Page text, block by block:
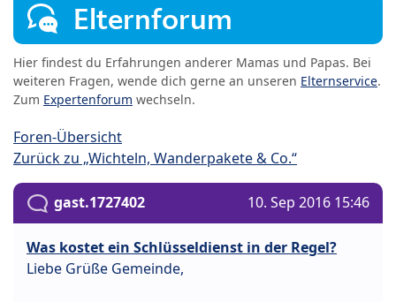
Elternforum
Hier findest du Erfahrungen anderer Mamas und Papas. Bei
weiteren Fragen, wende dich gerne an unseren Elternservice.
Zum Expertenforum wechseln.
Foren-Übersicht
Zurück zu „Wichteln, Wanderpakete & Co.“
gast.1727402 10. Sep 2016 15:46
Was kostet ein Schlüsseldienst in der Regel?
Liebe Grüße Gemeinde,